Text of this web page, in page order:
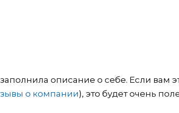
описание о себе. Если вам
о компании), это будет очень